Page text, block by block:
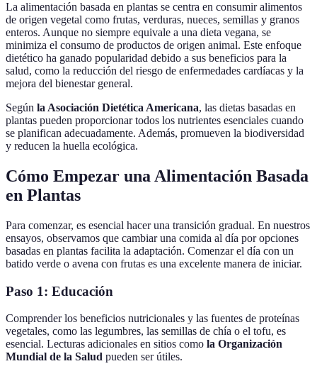
La alimentación basada en plantas se centra en consumir alimentos
de origen vegetal como frutas, verduras, nueces, semillas y granos
enteros. Aunque no siempre equivale a una dieta vegana, se
minimiza el consumo de productos de origen animal. Este enfoque
dietético ha ganado popularidad debido a sus beneficios para la
salud, como la reducción del riesgo de enfermedades cardíacas y la
mejora del bienestar general.
Según la Asociación Dietética Americana, las dietas basadas en
plantas pueden proporcionar todos los nutrientes esenciales cuando
se planifican adecuadamente. Además, promueven la biodiversidad
y reducen la huella ecológica.
Cómo Empezar una Alimentación Basada
en Plantas
Para comenzar, es esencial hacer una transición gradual. En nuestros
ensayos, observamos que cambiar una comida al día por opciones
basadas en plantas facilita la adaptación. Comenzar el día con un
batido verde o avena con frutas es una excelente manera de iniciar.
Paso 1: Educación
Comprender los beneficios nutricionales y las fuentes de proteínas
vegetales, como las legumbres, las semillas de chía o el tofu, es
esencial. Lecturas adicionales en sitios como la Organización
Mundial de la Salud pueden ser útiles.